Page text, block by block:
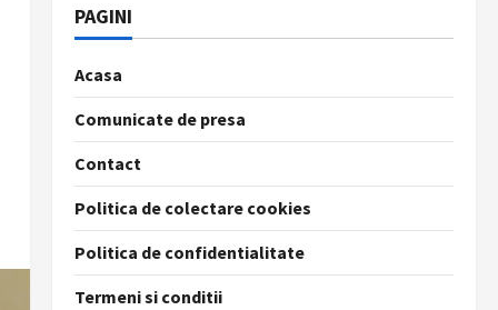
PAGINI
Acasa
Comunicate de presa
Contact
Politica de colectare cookies
Politica de confidentialitate
Termeni si conditii